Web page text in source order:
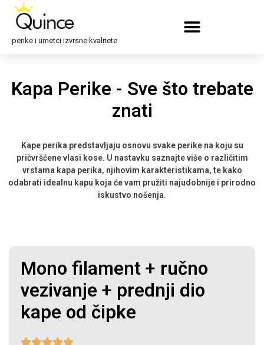
perike i umetci izvrsne kvalitete
Kapa Perike - Sve što trebate
znati
Kape perika predstavljaju osnovu svake perike na koju su
pričvršćene vlasi kose. U nastavku saznajte više o različitim
vrstama kapa perika, njihovim karakteristikama, te kako
odabrati idealnu kapu koja će vam pružiti najudobnije i prirodno
iskustvo nošenja.
Mono filament + ručno
vezivanje + prednji dio
kape od čipke